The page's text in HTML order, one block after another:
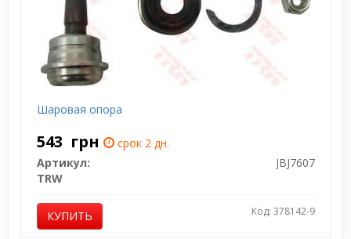
Шаровая опора
543 грн
срок 2 дн.
Артикул:
JBJ7607
TRW
КУПИТЬ Код: 378142-9